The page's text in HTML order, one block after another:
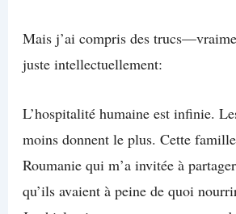
Mais j’ai compris des
juste intellectuellement:
L’hospitalité humaine est infinie.
moins donnent le plus. Cette
Roumanie qui m’a invitée à
qu’ils avaient à peine de quoi